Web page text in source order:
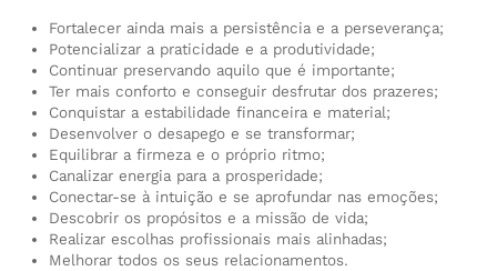
Fortalecer ainda mais a persistência e a perseverança;
Potencializar a praticidade e a produtividade;
Continuar preservando aquilo que é importante;
Ter mais conforto e conseguir desfrutar dos prazeres;
Conquistar a estabilidade financeira e material;
Desenvolver o desapego e se transformar;
Equilibrar a firmeza e o próprio ritmo;
Canalizar energia para a prosperidade;
Conectar-se à intuição e se aprofundar nas emoções;
Descobrir os propósitos e a missão de vida;
Realizar escolhas profissionais mais alinhadas;
Melhorar todos os seus relacionamentos.